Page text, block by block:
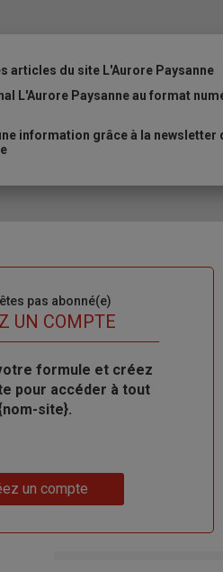
articles du site L'Aurore Paysanne
L'Aurore Paysanne au format
information grâce à la newsletter
pas abonné(e)
UN COMPTE
formule et créez
pour accéder à tout
site}.
un compte